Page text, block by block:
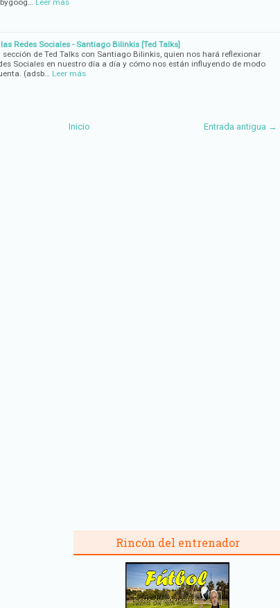
Leer más
Redes Sociales - Santiago Bilinkis [Ted Talks]
de Ted Talks con Santiago Bilinkis, quien nos hará reflexionar
Sociales en nuestro día a día y cómo nos están influyendo de modo
(adsb… Leer más
Entrada antigua →
Inicio
Rincón del entrenador